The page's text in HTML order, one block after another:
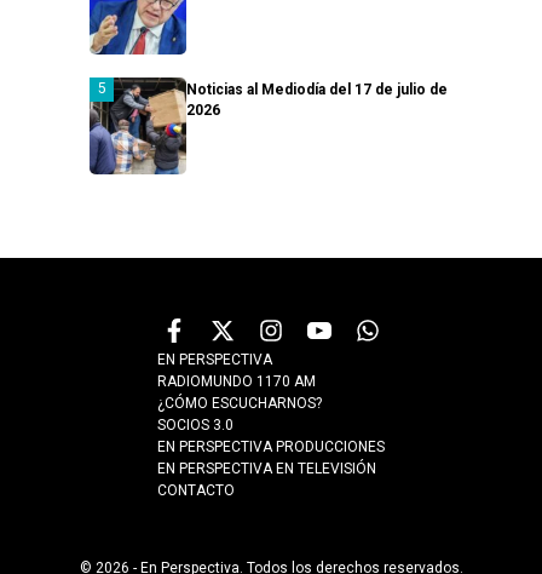
Noticias al Mediodía del 17 de julio de
2026
EN PERSPECTIVA
RADIOMUNDO 1170 AM
¿CÓMO ESCUCHARNOS?
SOCIOS 3.0
EN PERSPECTIVA PRODUCCIONES
EN PERSPECTIVA EN TELEVISIÓN
CONTACTO
© 2026 - En Perspectiva. Todos los derechos reservados.